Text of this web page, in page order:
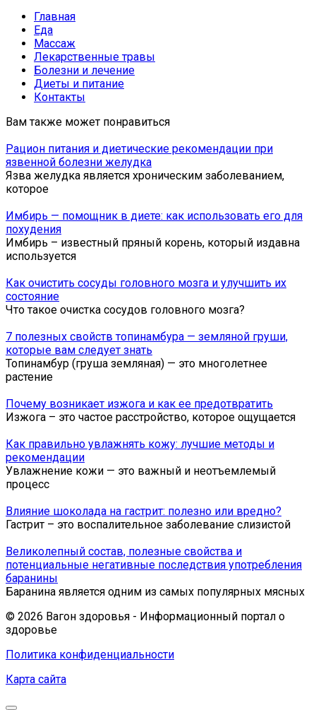
Главная
Еда
Массаж
Лекарственные травы
Болезни и лечение
Диеты и питание
Контакты
Вам также может понравиться
Рацион питания и диетические рекомендации при
язвенной болезни желудка
Язва желудка является хроническим заболеванием,
которое
Имбирь — помощник в диете: как использовать его для
похудения
Имбирь – известный пряный корень, который издавна
используется
Как очистить сосуды головного мозга и улучшить их
состояние
Что такое очистка сосудов головного мозга?
7 полезных свойств топинамбура — земляной груши,
которые вам следует знать
Топинамбур (груша земляная) — это многолетнее
растение
Почему возникает изжога и как ее предотвратить
Изжога – это частое расстройство, которое ощущается
Как правильно увлажнять кожу: лучшие методы и
рекомендации
Увлажнение кожи — это важный и неотъемлемый
процесс
Влияние шоколада на гастрит: полезно или вредно?
Гастрит – это воспалительное заболевание слизистой
Великолепный состав, полезные свойства и
потенциальные негативные последствия употребления
баранины
Баранина является одним из самых популярных мясных
© 2026 Вагон здоровья - Информационный портал о
здоровье
Политика конфиденциальности
Карта сайта